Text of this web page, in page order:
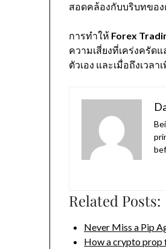
สอดคล้องกับบริบทของ
การทำให้ Forex
ความเสี่ยงที่เคร่งครัด
ตัวเอง และเมื่อถึงเวล
Related Posts:
Never Miss a Pip
How a crypto prop